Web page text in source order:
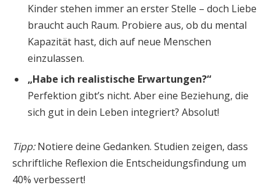
Kinder stehen immer an erster Stelle – doch Liebe
braucht auch Raum. Probiere aus, ob du mental
Kapazität hast, dich auf neue Menschen
einzulassen.
„Habe ich realistische Erwartungen?“
Perfektion gibt’s nicht. Aber eine Beziehung, die
sich gut in dein Leben integriert? Absolut!
Tipp:Notiere deine Gedanken. Studien zeigen, dass
schriftliche Reflexion die Entscheidungsfindung um
40% verbessert!